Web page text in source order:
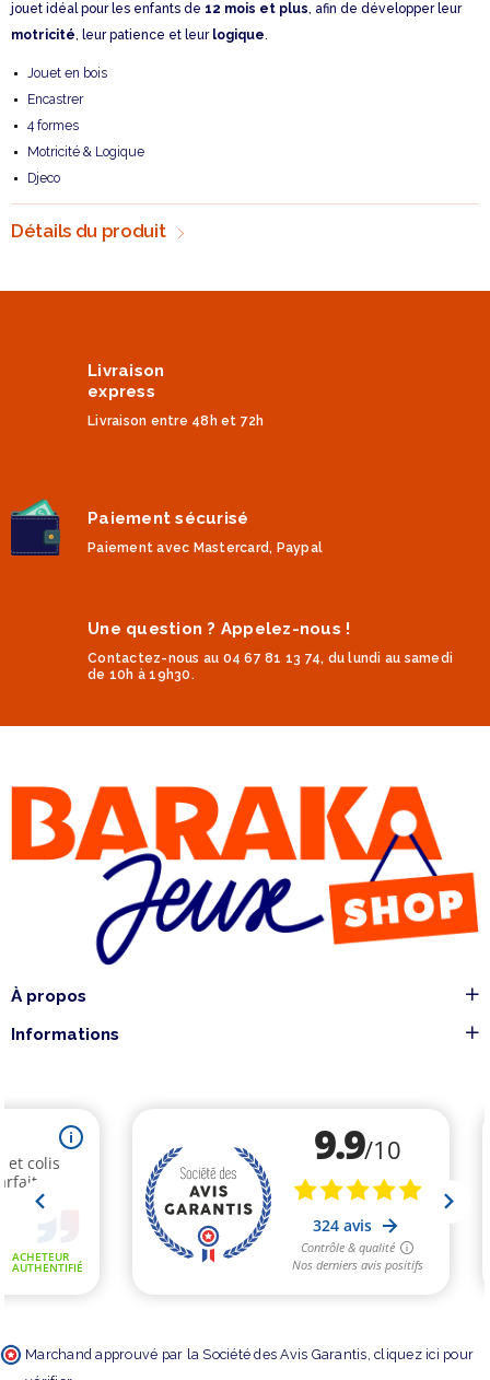
jouet idéal pour les enfants de 12 mois et plus, afin de développer leur
motricité, leur patience et leur logique.
Jouet en bois
Encastrer
4 formes
Motricité & Logique
Djeco
Détails du produit
Livraison
express
Livraison entre 48h et 72h
Paiement sécurisé
Paiement avec Mastercard, Paypal
Une question ? Appelez-nous !
Contactez-nous au 04 67 81 13 74, du lundi au samedi
de 10h à 19h30.
À propos
Informations
Marchand approuvé par la Société des Avis Garantis, cliquez ici pour